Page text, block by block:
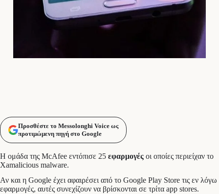
Προσθέστε το Messolonghi Voice ως
προτιμώμενη πηγή στο Google
Η ομάδα της McAfee εντόπισε 25 εφαρμογές οι οποίες περιείχαν το
Xamalicious malware.
Αν και η Google έχει αφαιρέσει από το Google Play Store τις εν λόγω
εφαρμογές, αυτές συνεχίζουν να βρίσκονται σε τρίτα app stores.